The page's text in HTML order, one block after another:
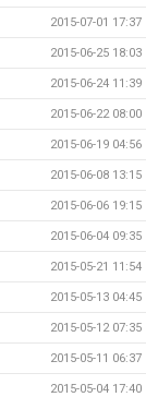
2015-07-01 17:37
2015-06-25 18:03
2015-06-24 11:39
2015-06-22 08:00
2015-06-19 04:56
2015-06-08 13:15
2015-06-06 19:15
2015-06-04 09:35
2015-05-21 11:54
2015-05-13 04:45
2015-05-12 07:35
2015-05-11 06:37
2015-05-04 17:40